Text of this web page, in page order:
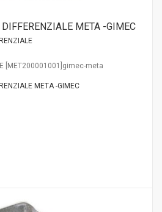
META -GIMEC
[MET200001001]gimec-meta
META -GIMEC